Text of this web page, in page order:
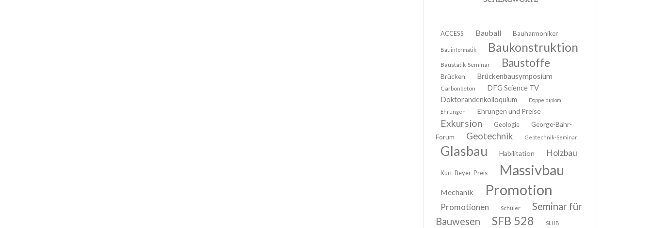
ACCESS Bauball Bauharmoniker
Bauinformatik Baukonstruktion
Baustatik-Seminar Baustoffe
Brücken Brückenbausymposium
Carbonbeton
DFG Science TV
Doktorandenkolloquium
Doppeldiplom
Ehrungen
Ehrungen und Preise
Exkursion Geologie
George-Bähr-
Forum
Geotechnik Geotechnik-Seminar
Glasbau Habilitation Holzbau
Kurt-Beyer-Preis Massivbau
Mechanik Promotion
Promotionen Schüler
Seminar für
Bauwesen
SFB 528 SLUB